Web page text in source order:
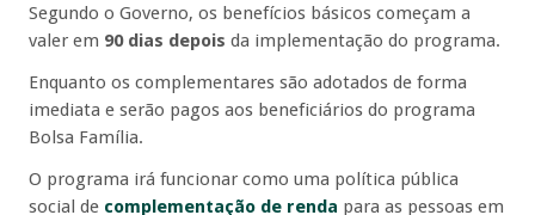
Segundo o Governo, os benefícios básicos começam a
valer em 90 dias depois da implementação do programa.
Enquanto os complementares são adotados de forma
imediata e serão pagos aos beneficiários do programa
Bolsa Família.
O programa irá funcionar como uma política pública
social de complementação de renda para as pessoas em